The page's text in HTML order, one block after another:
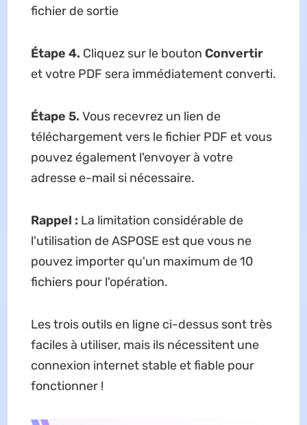
fichier de sortie
Étape 4. Cliquez sur le bouton Convertir
et votre PDF sera immédiatement converti.
Étape 5. Vous recevrez un lien de
téléchargement vers le fichier PDF et vous
pouvez également l'envoyer à votre
adresse e-mail si nécessaire.
Rappel : La limitation considérable de
l'utilisation de ASPOSE est que vous ne
pouvez importer qu'un maximum de 10
fichiers pour l'opération.
Les trois outils en ligne ci-dessus sont très
faciles à utiliser, mais ils nécessitent une
connexion internet stable et fiable pour
fonctionner !